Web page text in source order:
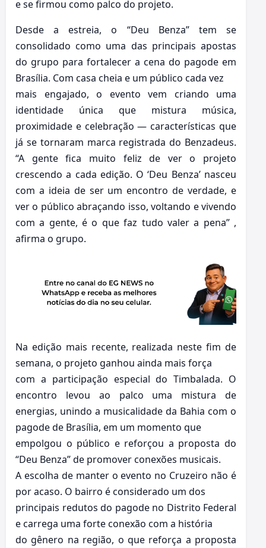
e se firmou como palco do projeto.
Desde a estreia, o “Deu Benza” tem se
consolidado como uma das principais apostas
do grupo para fortalecer a cena do pagode em
Brasília. Com casa cheia e um público cada vez
mais engajado, o evento vem criando uma
identidade única que mistura música,
proximidade e celebração — características que
já se tornaram marca registrada do Benzadeus.
“A gente fica muito feliz de ver o projeto
crescendo a cada edição. O ‘Deu Benza’ nasceu
com a ideia de ser um encontro de verdade, e
ver o público abraçando isso, voltando e vivendo
com a gente, é o que faz tudo valer a pena” ,
afirma o grupo.
Na edição mais recente, realizada neste fim de
semana, o projeto ganhou ainda mais força
com a participação especial do Timbalada. O
encontro levou ao palco uma mistura de
energias, unindo a musicalidade da Bahia com o
pagode de Brasília, em um momento que
empolgou o público e reforçou a proposta do
“Deu Benza” de promover conexões musicais.
A escolha de manter o evento no Cruzeiro não é
por acaso. O bairro é considerado um dos
principais redutos do pagode no Distrito Federal
e carrega uma forte conexão com a história
do gênero na região, o que reforça a proposta